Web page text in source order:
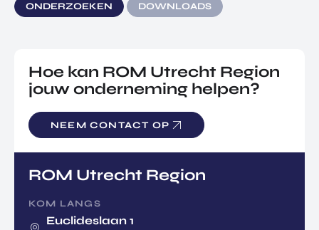
ONDERZOEKEN DOWNLOADS
Hoe kan ROM Utrecht Region
jouw onderneming helpen?
NEEM CONTACT OP
ROM Utrecht Region
KOM LANGS
Euclideslaan 1